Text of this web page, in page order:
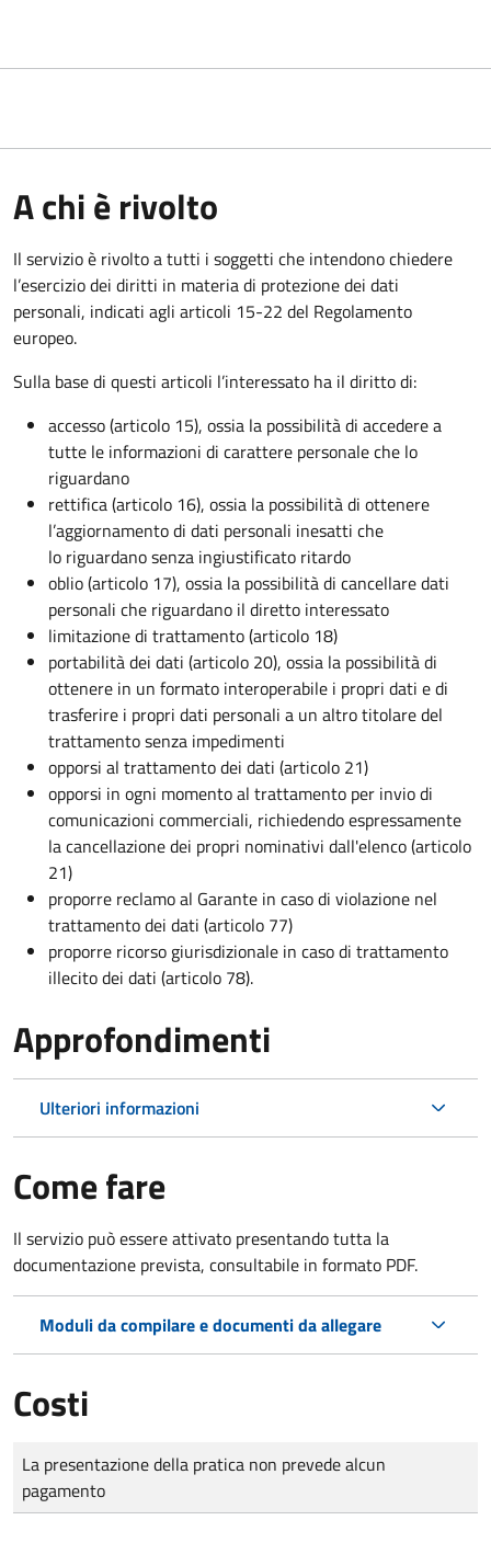
A chi è rivolto
Il servizio è rivolto a tutti i soggetti che intendono chiedere
l’esercizio dei diritti in materia di protezione dei dati
personali, indicati agli articoli 15-22 del Regolamento
europeo.
Sulla base di questi articoli l’interessato ha il diritto di:
accesso (articolo 15), ossia la possibilità di accedere a
tutte le informazioni di carattere personale che lo
riguardano
rettifica (articolo 16), ossia la possibilità di ottenere
l’aggiornamento di dati personali inesatti che
lo riguardano senza ingiustificato ritardo
oblio (articolo 17), ossia la possibilità di cancellare dati
personali che riguardano il diretto interessato
limitazione di trattamento (articolo 18)
portabilità dei dati (articolo 20), ossia la possibilità di
ottenere in un formato interoperabile i propri dati e di
trasferire i propri dati personali a un altro titolare del
trattamento senza impedimenti
opporsi al trattamento dei dati (articolo 21)
opporsi in ogni momento al trattamento per invio di
comunicazioni commerciali, richiedendo espressamente
la cancellazione dei propri nominativi dall'elenco (articolo
21)
proporre reclamo al Garante in caso di violazione nel
trattamento dei dati (articolo 77)
proporre ricorso giurisdizionale in caso di trattamento
illecito dei dati (articolo 78).
Approfondimenti
Ulteriori informazioni
Come fare
Il servizio può essere attivato presentando tutta la
documentazione prevista, consultabile in formato PDF.
Moduli da compilare e documenti da allegare
Costi
Tipo di pagamento
Importo
La presentazione della pratica non prevede alcun
pagamento